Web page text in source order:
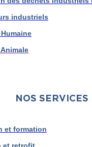
industriels
NOS SERVICES
et formation